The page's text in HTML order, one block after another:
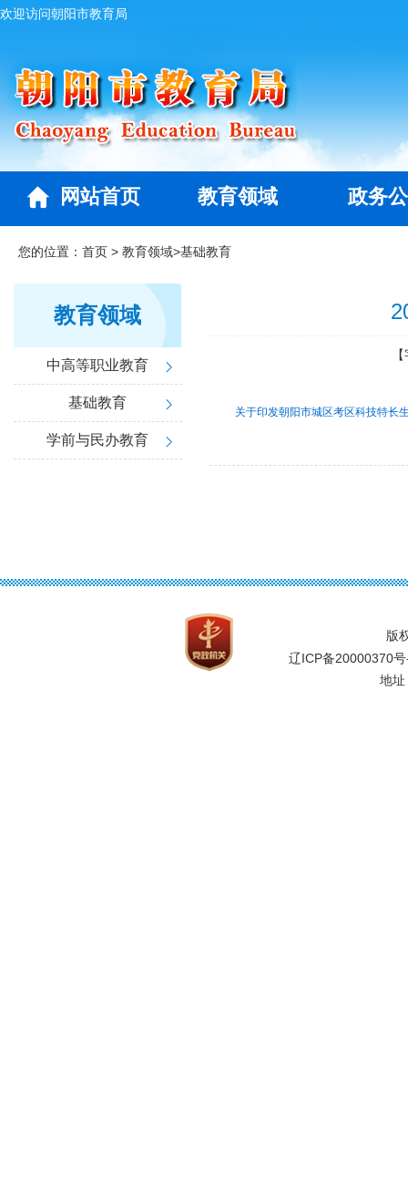
欢迎访问朝阳市教育局
网站首页 教育领域 政务
您的位置： 首页 > 教育领域>基础教育
教育领域
中高等职业教育
基础教育
学前与民办教育
关于印发朝阳市城区考区科技特长
版
辽ICP备20000370
地